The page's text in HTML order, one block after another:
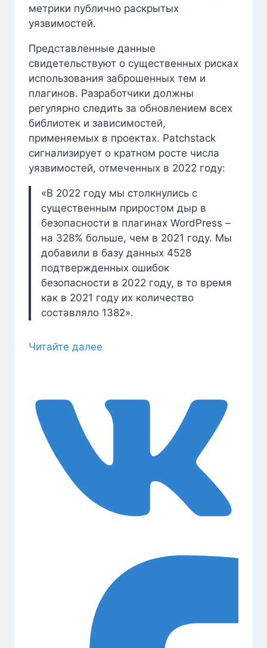
метрики публично раскрытых
уязвимостей.
Представленные данные
свидетельствуют о существенных рисках
использования заброшенных тем и
плагинов. Разработчики должны
регулярно следить за обновлением всех
библиотек и зависимостей,
применяемых в проектах. Patchstack
сигнализирует о кратном росте числа
уязвимостей, отмеченных в 2022 году:
«В 2022 году мы столкнулись с
существенным приростом дыр в
безопасности в плагинах WordPress –
на 328% больше, чем в 2021 году. Мы
добавили в базу данных 4528
подтвержденных ошибок
безопасности в 2022 году, в то время
как в 2021 году их количество
составляло 1382».
Читайте далее